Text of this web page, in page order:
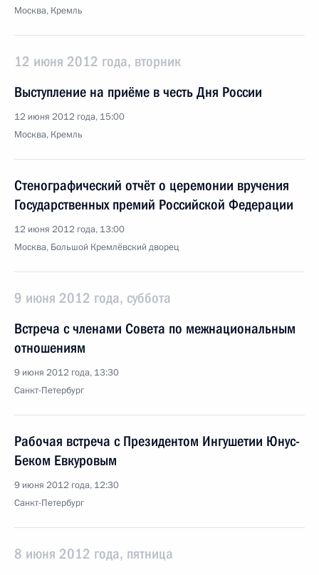
Москва, Кремль
12 июня 2012 года, вторник
Выступление на приёме в честь Дня России
12 июня 2012 года, 15:00
Москва, Кремль
Стенографический отчёт о церемонии вручения
Государственных премий Российской Федерации
12 июня 2012 года, 13:00
Москва, Большой Кремлёвский дворец
9 июня 2012 года, суббота
Встреча с членами Совета по межнациональным
отношениям
9 июня 2012 года, 13:30
Санкт-Петербург
Рабочая встреча с Президентом Ингушетии Юнус-
Беком Евкуровым
9 июня 2012 года, 12:30
Санкт-Петербург
8 июня 2012 года, пятница